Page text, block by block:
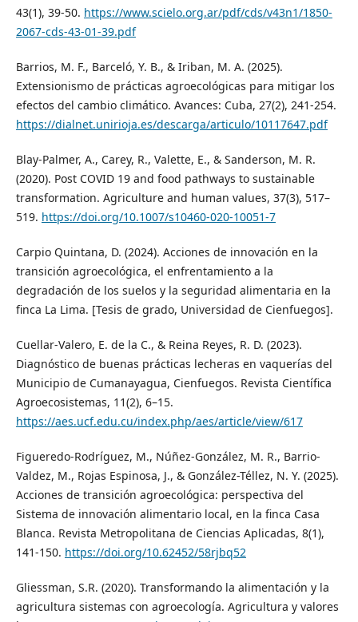
43(1), 39-50. https://www.scielo.org.ar/pdf/cds/v43n1/1850-
2067-cds-43-01-39.pdf
Barrios, M. F., Barceló, Y. B., & Iriban, M. A. (2025).
Extensionismo de prácticas agroecológicas para mitigar los
efectos del cambio climático. Avances: Cuba, 27(2), 241-254.
https://dialnet.unirioja.es/descarga/articulo/10117647.pdf
Blay-Palmer, A., Carey, R., Valette, E., & Sanderson, M. R.
(2020). Post COVID 19 and food pathways to sustainable
transformation. Agriculture and human values, 37(3), 517–
519. https://doi.org/10.1007/s10460-020-10051-7
Carpio Quintana, D. (2024). Acciones de innovación en la
transición agroecológica, el enfrentamiento a la
degradación de los suelos y la seguridad alimentaria en la
finca La Lima. [Tesis de grado, Universidad de Cienfuegos].
Cuellar-Valero, E. de la C., & Reina Reyes, R. D. (2023).
Diagnóstico de buenas prácticas lecheras en vaquerías del
Municipio de Cumanayagua, Cienfuegos. Revista Científica
Agroecosistemas, 11(2), 6–15.
https://aes.ucf.edu.cu/index.php/aes/article/view/617
Figueredo-Rodríguez, M., Núñez-González, M. R., Barrio-
Valdez, M., Rojas Espinosa, J., & González-Téllez, N. Y. (2025).
Acciones de transición agroecológica: perspectiva del
Sistema de innovación alimentario local, en la finca Casa
Blanca. Revista Metropolitana de Ciencias Aplicadas, 8(1),
141-150. https://doi.org/10.62452/58rjbq52
Gliessman, S.R. (2020). Transformando la alimentación y la
agricultura sistemas con agroecología. Agricultura y valores